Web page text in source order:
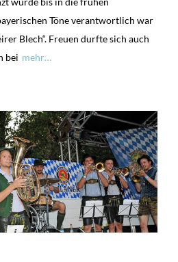
Töne verantwortlich war
Blech“. Freuen durfte sich auch
bei mehr…